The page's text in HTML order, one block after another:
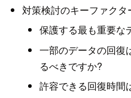
対策検討のキーファクタ
保護する最も重要な
一部のデータの回復
るべきですか?
許容できる回復時間